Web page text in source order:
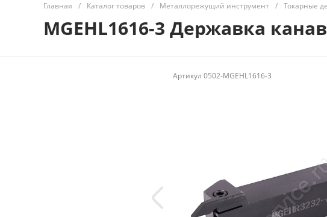
Главная / Каталог товаров / Металлорежущий инструмент / Токарные
MGEHL1616-3 Державка
Артикул 0502-MGEHL1616-3